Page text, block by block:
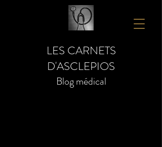
LES CARNETS
D'ASCLEPIOS
Blog médical